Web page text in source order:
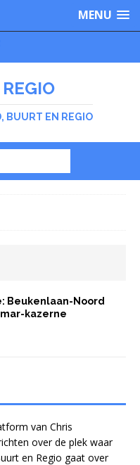
MENU
BUURT EN REGIO
Beukenlaan-Noord
kazerne
van Chris
over de plek waar
en Regio gaat over